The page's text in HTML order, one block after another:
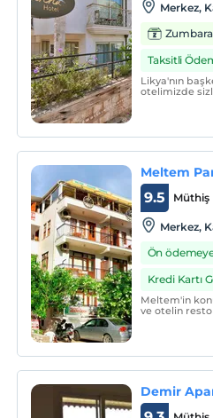
Merkez,
Taksitli
Likya'nın
otelimizde
Meltem
Müthiş
9.5
Merkez,
Ön
Kredi Kartı
Meltem'in
ve otelin
Demir